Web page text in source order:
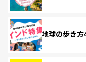
地球の歩き